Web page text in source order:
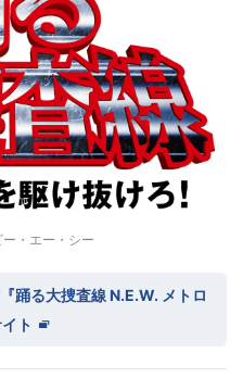
・エー・シー
踊る大捜査線 N.E.W. メトロ
ト